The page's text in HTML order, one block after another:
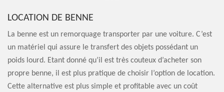
LOCATION DE BENNE
La benne est un remorquage transporter par une voiture. C’est
un matériel qui assure le transfert des objets possédant un
poids lourd. Etant donné qu’il est très couteux d’acheter son
propre benne, il est plus pratique de choisir l’option de location.
Cette alternative est plus simple et profitable avec un coût